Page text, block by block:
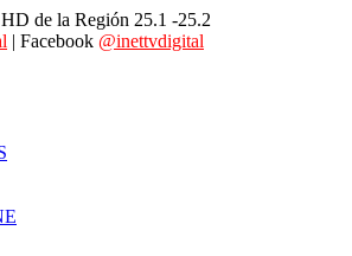
de la Región 25.1 -25.2
| Facebook @inettvdigital